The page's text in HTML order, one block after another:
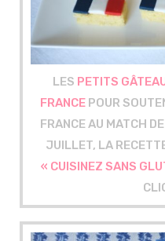
LES PETITS
FRANCEPOUR
FRANCE AU MATCH
JUILLET, LA
« CUISINEZ SANS